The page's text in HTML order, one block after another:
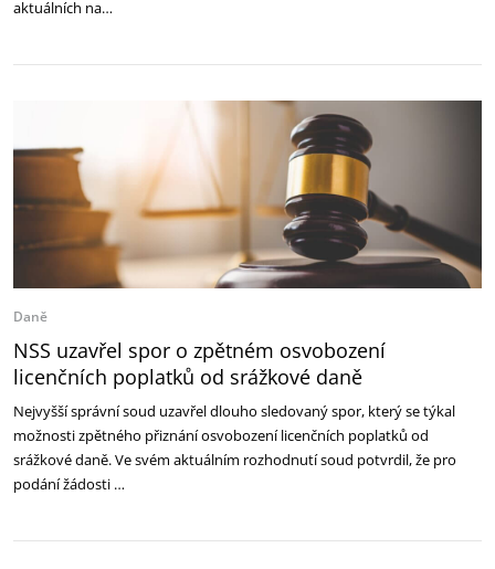
aktuálních na…
Daně
NSS uzavřel spor o zpětném osvobození
licenčních poplatků od srážkové daně
Nejvyšší správní soud uzavřel dlouho sledovaný spor, který se týkal
možnosti zpětného přiznání osvobození licenčních poplatků od
srážkové daně. Ve svém aktuálním rozhodnutí soud potvrdil, že pro
podání žádosti …